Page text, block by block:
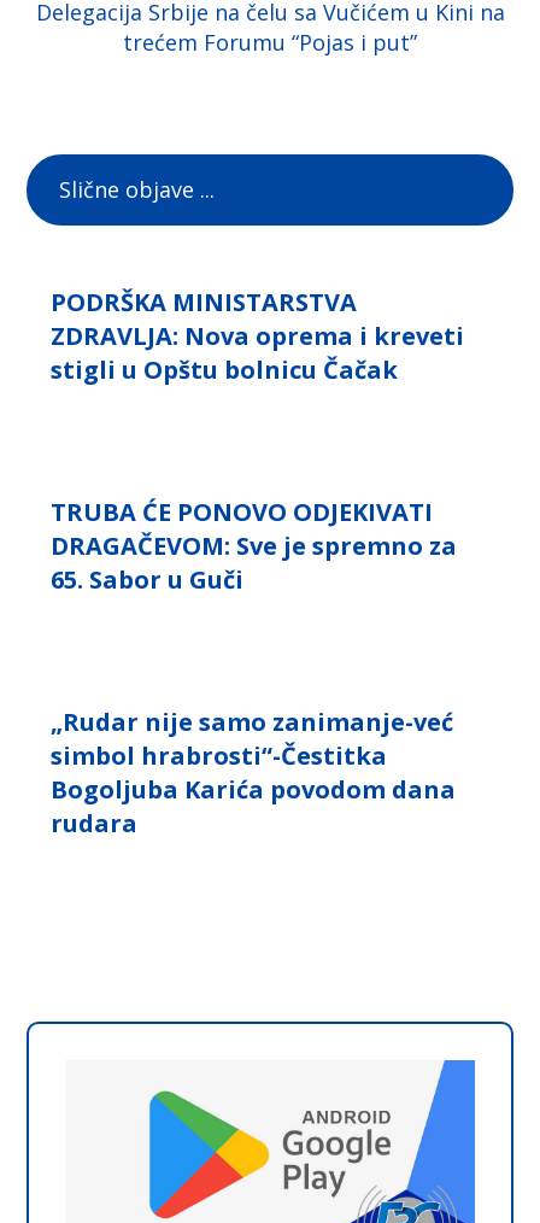
Delegacija Srbije na čelu sa Vučićem u Kini na
trećem Forumu “Pojas i put”
Slične objave ...
PODRŠKA MINISTARSTVA
ZDRAVLJA: Nova oprema i kreveti
stigli u Opštu bolnicu Čačak
TRUBA ĆE PONOVO ODJEKIVATI
DRAGAČEVOM: Sve je spremno za
65. Sabor u Guči
„Rudar nije samo zanimanje-već
simbol hrabrosti“-Čestitka
Bogoljuba Karića povodom dana
rudara